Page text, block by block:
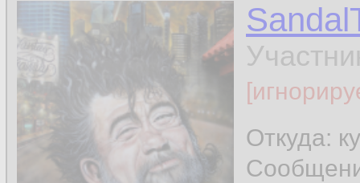
Откуда: